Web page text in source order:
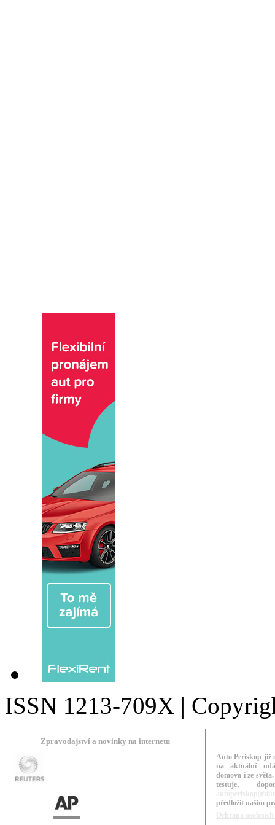
ISSN 1213-709X |
Zpravodajství a novinky na internetu
Auto Periskop již
na aktuální
domova i ze
testuje,
předložit našim